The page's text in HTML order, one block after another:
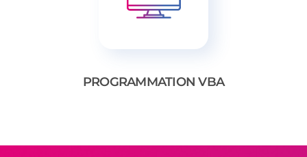
PROGRAMMATION VBA